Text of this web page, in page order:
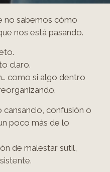
no sabemos cómo
nos está pasando.
claro.
como si algo dentro
confusión o
poco más de lo
de malestar sutil,